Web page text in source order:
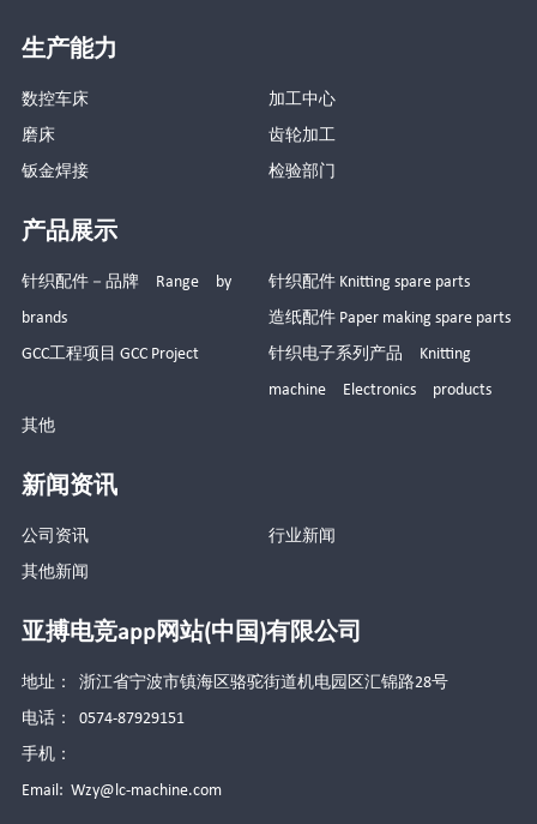
生产能力
数控车床
加工中心
磨床
齿轮加工
钣金焊接
检验部门
产品展示
针织配件－品牌 Range by
brands
针织配件 Knitting spare parts
造纸配件 Paper making spare parts
GCC工程项目 GCC Project
针织电子系列产品 Knitting
machine Electronics products
其他
新闻资讯
公司资讯
行业新闻
其他新闻
亚搏电竞app网站(中国)有限公司
地址： 浙江省宁波市镇海区骆驼街道机电园区汇锦路28号
电话： 0574-87929151
手机：
Email: Wzy@lc-machine.com